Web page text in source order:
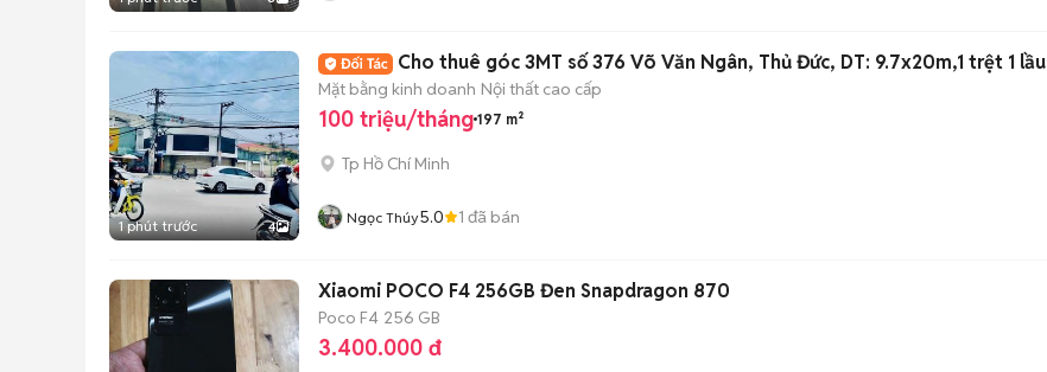
1 phút trước 4
Cho thuê góc 3MT số 376 Võ Văn Ngân, Thủ Đức, DT: 9.7x20m,1 trệt 1 lầu
Mặt bằng kinh doanh Nội thất cao cấp
100 triệu/tháng 197 m²
Tp Hồ Chí Minh
Ngọc Thúy5.0 1 đã bán
Xiaomi POCO F4 256GB Đen Snapdragon 870
Poco F4 256 GB
3.400.000 đ